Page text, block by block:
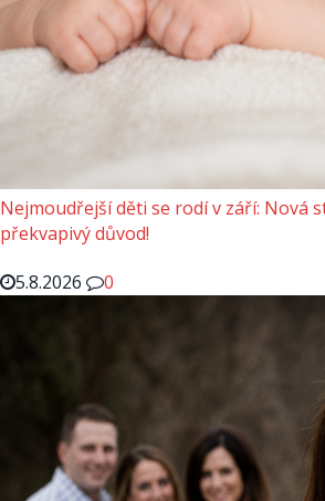
Nejmoudřejší děti se rodí v září: Nová
překvapivý důvod!
5.8.2026
0